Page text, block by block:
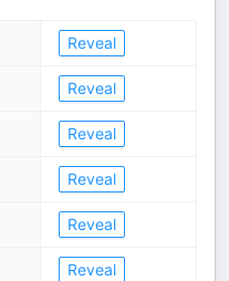
Reveal
Reveal
Reveal
Reveal
Reveal
Reveal